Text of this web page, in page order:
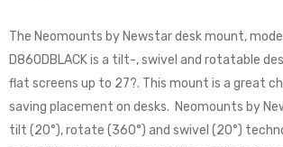
The Neomounts by Newstar desk mount,
D860DBLACK is a tilt-, swivel and rotatable
flat screens up to 27?. This mount is a great
saving placement on desks. Neomounts by
tilt (20°), rotate (360°) and swivel (20°)